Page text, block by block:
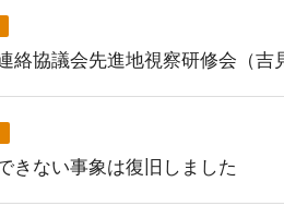
絡協議会先進地視察研修会（吉
きない事象は復旧しました